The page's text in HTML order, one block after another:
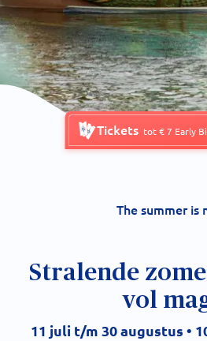
Tickets tot € 7 Early
The summer is
Stralende
vol
11 juli t/m 30 augustus •